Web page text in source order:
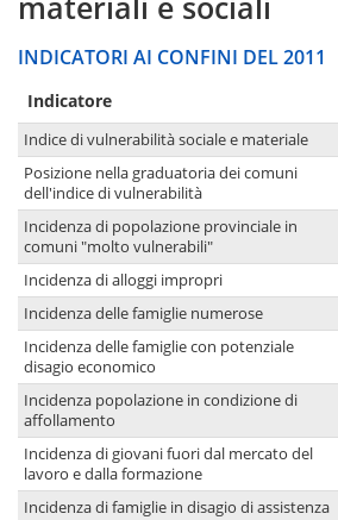
INDICATORI AI CONFINI DEL 2011
Indicatore
Indice di vulnerabilità sociale e materiale
Posizione nella graduatoria dei comuni
dell'indice di vulnerabilità
Incidenza di popolazione provinciale in
comuni "molto vulnerabili"
Incidenza di alloggi impropri
Incidenza delle famiglie numerose
Incidenza delle famiglie con potenziale
disagio economico
Incidenza popolazione in condizione di
affollamento
Incidenza di giovani fuori dal mercato del
lavoro e dalla formazione
Incidenza di famiglie in disagio di assistenza